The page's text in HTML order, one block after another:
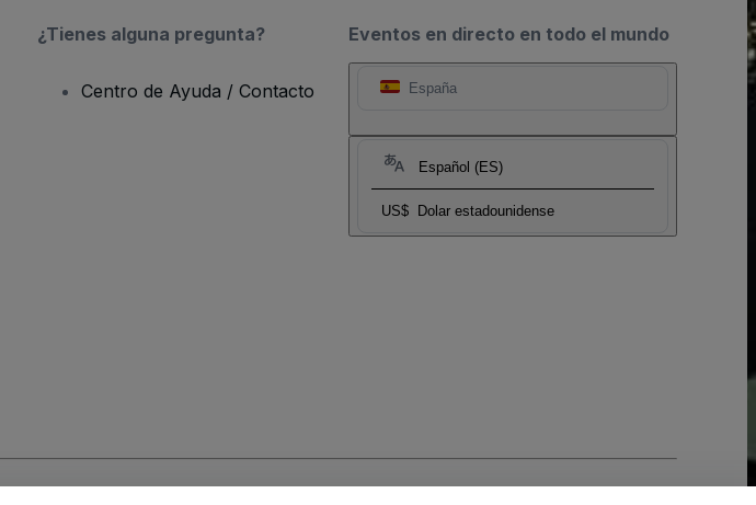
Eventos en directo en todo el mundo
España
Español (ES)
US$ Dolar estadounidense
¿Tienes alguna pregunta?
Centro de Ayuda / Contacto